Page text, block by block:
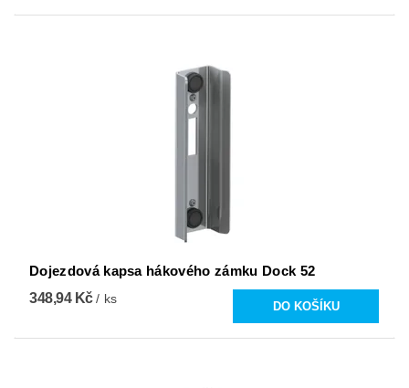
Dojezdová kapsa hákového zámku Dock 52
348,94 Kč/ ks